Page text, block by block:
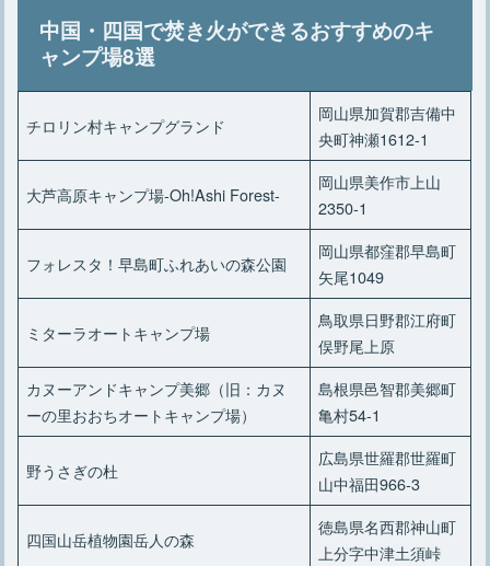
中国・四国で焚き火ができるおすすめのキ
ャンプ場8選
チロリン村キャンプグランド
岡山県加賀郡吉備中
央町神瀬1612-1
大芦高原キャンプ場-Oh!Ashi Forest-
岡山県美作市上山
2350-1
フォレスタ！早島町ふれあいの森公園
岡山県都窪郡早島町
矢尾1049
ミターラオートキャンプ場
鳥取県日野郡江府町
俣野尾上原
カヌーアンドキャンプ美郷（旧：カヌ
ーの里おおちオートキャンプ場）
島根県邑智郡美郷町
亀村54-1
野うさぎの杜
広島県世羅郡世羅町
山中福田966-3
四国山岳植物園岳人の森
徳島県名西郡神山町
上分字中津土須峠